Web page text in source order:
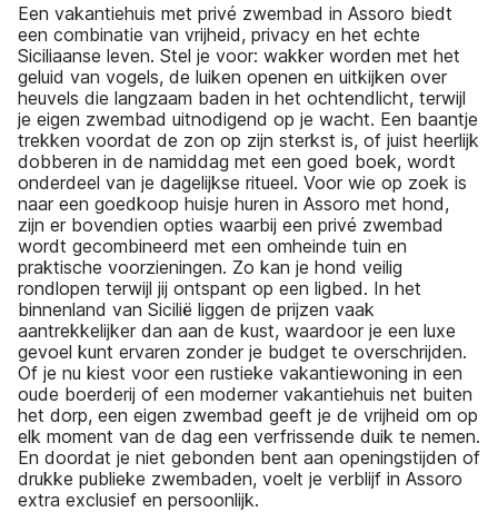
Een vakantiehuis met privé zwembad in Assoro biedt
een combinatie van vrijheid, privacy en het echte
Siciliaanse leven. Stel je voor: wakker worden met het
geluid van vogels, de luiken openen en uitkijken over
heuvels die langzaam baden in het ochtendlicht, terwijl
je eigen zwembad uitnodigend op je wacht. Een baantje
trekken voordat de zon op zijn sterkst is, of juist heerlijk
dobberen in de namiddag met een goed boek, wordt
onderdeel van je dagelijkse ritueel. Voor wie op zoek is
naar een goedkoop huisje huren in Assoro met hond,
zijn er bovendien opties waarbij een privé zwembad
wordt gecombineerd met een omheinde tuin en
praktische voorzieningen. Zo kan je hond veilig
rondlopen terwijl jij ontspant op een ligbed. In het
binnenland van Sicilië liggen de prijzen vaak
aantrekkelijker dan aan de kust, waardoor je een luxe
gevoel kunt ervaren zonder je budget te overschrijden.
Of je nu kiest voor een rustieke vakantiewoning in een
oude boerderij of een moderner vakantiehuis net buiten
het dorp, een eigen zwembad geeft je de vrijheid om op
elk moment van de dag een verfrissende duik te nemen.
En doordat je niet gebonden bent aan openingstijden of
drukke publieke zwembaden, voelt je verblijf in Assoro
extra exclusief en persoonlijk.